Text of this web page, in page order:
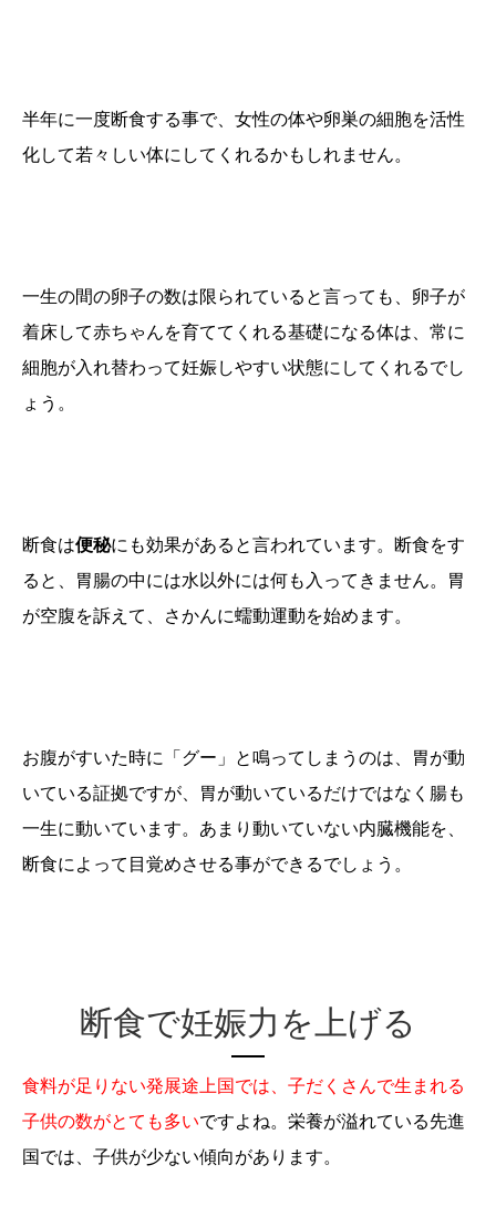
半年に一度断食する事で、女性の体や卵巣の細胞を活性
化して若々しい体にしてくれるかもしれません。
一生の間の卵子の数は限られていると言っても、卵子が
着床して赤ちゃんを育ててくれる基礎になる体は、常に
細胞が入れ替わって妊娠しやすい状態にしてくれるでし
ょう。
断食は便秘にも効果があると言われています。断食をす
ると、胃腸の中には水以外には何も入ってきません。胃
が空腹を訴えて、さかんに蠕動運動を始めます。
お腹がすいた時に「グー」と鳴ってしまうのは、胃が動
いている証拠ですが、胃が動いているだけではなく腸も
一生に動いています。あまり動いていない内臓機能を、
断食によって目覚めさせる事ができるでしょう。
断食で妊娠力を上げる
食料が足りない発展途上国では、子だくさんで生まれる
子供の数がとても多いですよね。栄養が溢れている先進
国では、子供が少ない傾向があります。